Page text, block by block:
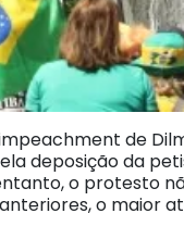
de
deposição da
o protesto
o maior